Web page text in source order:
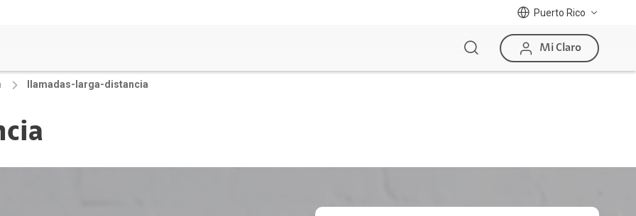
Puerto Rico
Mi Claro
llamadas-larga-distancia